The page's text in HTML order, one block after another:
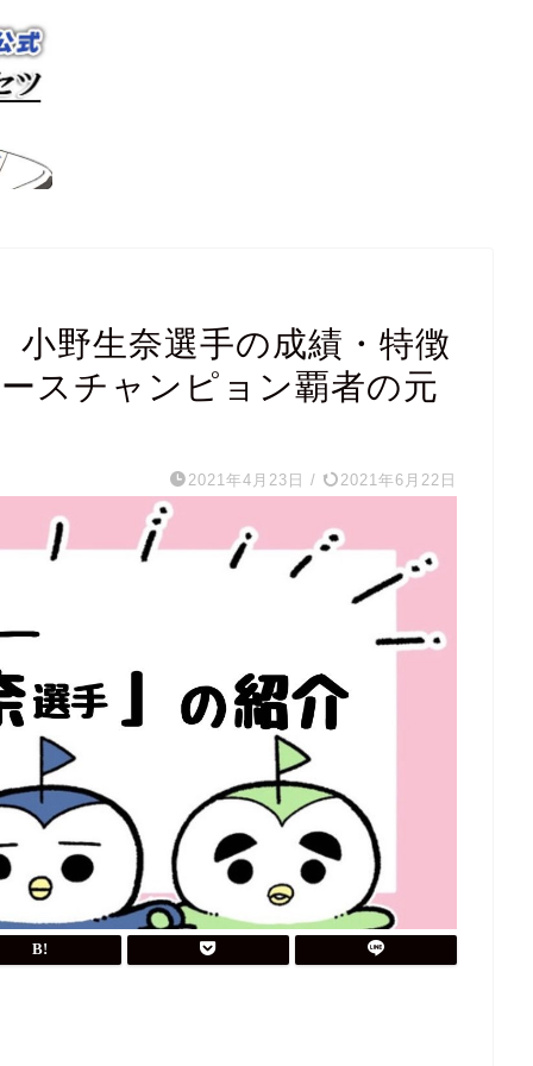
小野生奈選手の成績・特徴
スチャンピョン覇者の元
2021年4月23日 / 2021年6月22日